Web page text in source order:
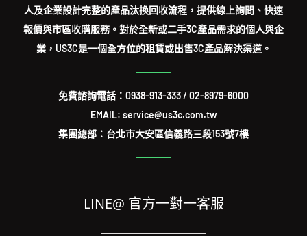
人及企業設計完整的產品汰換回收流程，提供線上詢問、快速
報價與市區收購服務。對於全新或二手3C產品需求的個人與企
業，US3C是一個全方位的租賃或出售3C產品解決渠道。
免費諮詢電話： 0938-913-333/02-8979-6000
EMAIL: service@us3c.com.tw
集團總部：台北市大安區信義路三段153號7樓
LINE@ 官方一對一客服